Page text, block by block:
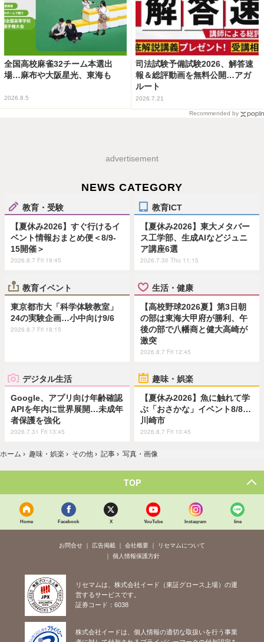
全国高校麻雀32チーム本選出
場…麻布や大阪星光、東海も
2026.8.5
司法試験予備試験2026、解答速
報＆総評動画を無料公開…アガ
ルート
2026.7.21
Recommended by
advertisement
NEWS CATEGORY
教育・受験
【夏休み2026】すぐ行けるイ
ベント情報おまとめ便＜8/9-
15開催＞
2026.8.7 Fri 19:45
教育ICT
【夏休み2026】東大メタバー
ス工学部、生成AIなどジュニ
ア講座6選
2026.7.30 Thu 11:15
教育イベント
東京都市大「科学体験教室」
24の実験企画…小中向け9/6
2026.8.7 Fri 18:15
生活・健康
【高校野球2026夏】第3日朝
の部は東海大甲府が勝利、午
後の部で八幡商と健大高崎が
激突
2026.8.7 Fri 12:45
デジタル生活
Google、アプリ向け年齢確認
APIを年内に世界展開…未成年
者保護を強化
2026.7.31 Fri 13:45
趣味・娯楽
【夏休み2026】魚に触れて学
ぶ「おさかな」イベント8/8…
川崎市
2026.8.7 Fri 10:45
ホーム › 趣味・娯楽 › その他 › 記事 › 写真・画像
TOP
Home Facebook X YouTube Instagram line
お問合せ 広告掲載 会社概要
リセマムについて
個人情報保護方針
リセマムは、株式会社イード（東証グロース上場）の運
営するサービスです。
証券コード：6038
株式会社イードは、個人情報の適切な取扱いを行う事業